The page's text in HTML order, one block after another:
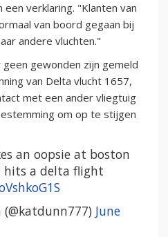
verklaring. "Klanten van
van boord gegaan bij
andere vluchten."
gewonden zijn gemeld
van Delta vlucht 1657,
met een ander vliegtuig
om op te stijgen
an oopsie at boston
hits a delta flight
June